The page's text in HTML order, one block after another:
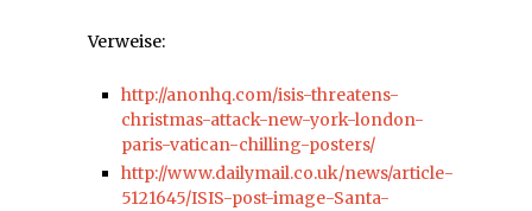
Verweise:
http://anonhq.com/isis-threatens-
christmas-attack-new-york-london-
paris-vatican-chilling-posters/
http://www.dailymail.co.uk/news/article-
5121645/ISIS-post-image-Santa-